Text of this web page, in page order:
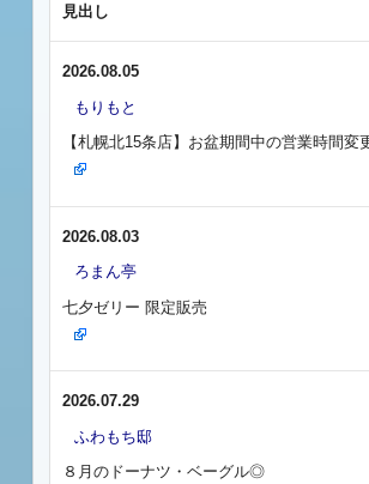
見出し
2026.08.05
もりもと
【札幌北15条店】お盆期間中の営業時間変
2026.08.03
ろまん亭
七夕ゼリー 限定販売
2026.07.29
ふわもち邸
８月のドーナツ・ベーグル◎